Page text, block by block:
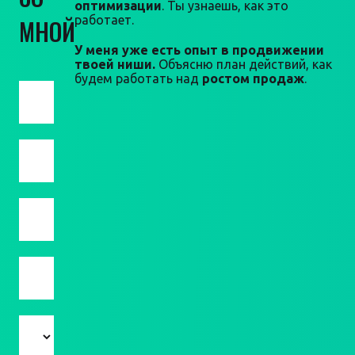
МНОЙ
оптимизации. Ты узнаешь, как это
работает.
У меня уже есть опыт в продвижении
твоей ниши. Объясню план действий, как
будем работать над ростом продаж.